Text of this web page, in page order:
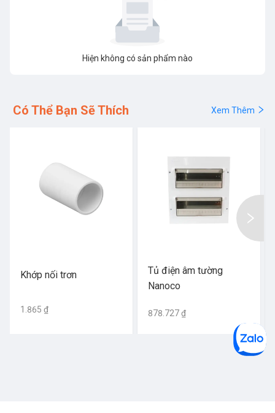
Hiện không có sản phẩm nào
Có Thể Bạn Sẽ Thích Xem Thêm
Khớp nối trơn
1.865 ₫
Tủ điện âm tường
Nanoco
878.727 ₫